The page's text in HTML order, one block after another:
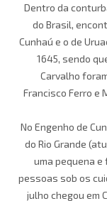
Dentro da
do Brasil,
Cunhaú e o de
1645, sendo
Carvalho
Francisco Ferro e
No Engenho de
do Rio Grande
uma pequena
pessoas sob os
julho chegou em